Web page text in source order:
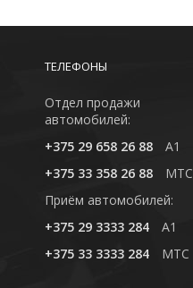
ТЕЛЕФОНЫ
Отдел продажи
автомобилей:
+375 29 658 26 88
A1
+375 33 358 26 88
MTC
Приём автомобилей:
+375 29 3333 284
A1
+375 33 3333 284
MTC